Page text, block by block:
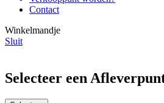
Contact
Winkelmandje
Sluit
Selecteer een